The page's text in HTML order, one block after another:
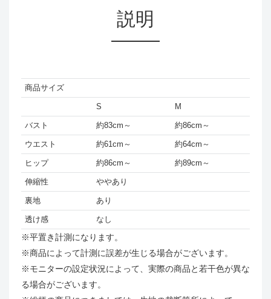
説明
商品サイズ
S M
バスト 約83cm～ 約86cm～
ウエスト 約61cm～ 約64cm～
ヒップ 約86cm～ 約89cm～
伸縮性 ややあり
裏地 あり
透け感 なし
※平置き計測になります。
※商品によって計測に誤差が生じる場合がございます。
※モニターの設定状況によって、実際の商品と若干色が異な
る場合がございます。